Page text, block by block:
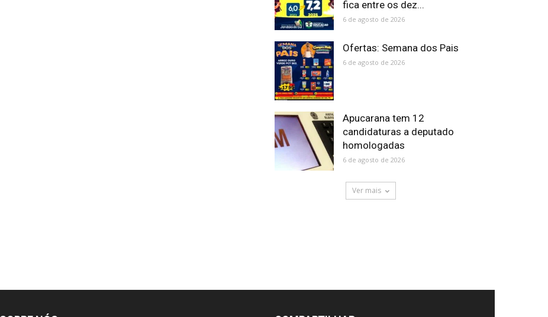
fica entre os dez...
6 de agosto de 2026
Ofertas: Semana dos Pais
6 de agosto de 2026
Apucarana tem 12
candidaturas a deputado
homologadas
6 de agosto de 2026
Ver mais